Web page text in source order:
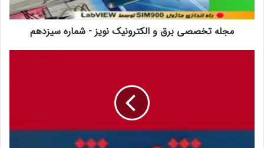
سیزدهم
مجله تخصصی برق و الکترونیک نویز - شماره سیزدهم
کارشناسی‌ارشد